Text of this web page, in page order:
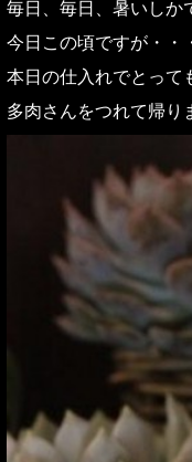
毎日、毎日、暑いしか
今日この頃ですが・・
本日の仕入れでとって
多肉さんをつれて帰り